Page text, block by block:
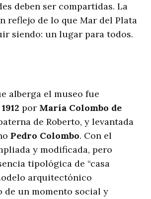
deben ser compartidas. La
reflejo de lo que Mar del Plata
siendo: un lugar para todos.
alberga el museo fue
1912 por María Colombo de
de Roberto, y levantada
Pedro Colombo. Con el
y modificada, pero
tipológica de “casa
arquitectónico
de un momento social y